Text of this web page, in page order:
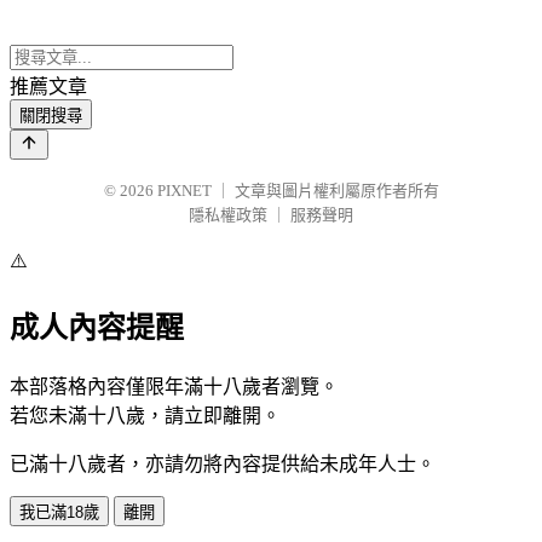
推薦文章
關閉搜尋
© 2026 PIXNET
文章與圖片權利屬原作者所有
隱私權政策
服務聲明
⚠️
成人內容提醒
本部落格內容僅限年滿十八歲者瀏覽。
若您未滿十八歲，請立即離開。
已滿十八歲者，亦請勿將內容提供給未成年人士。
我已滿18歲 離開